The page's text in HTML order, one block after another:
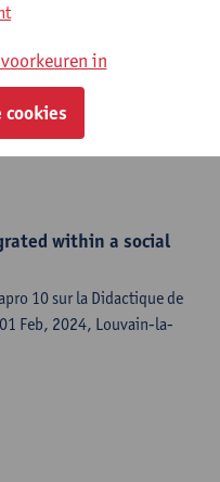
Thinking and STEM
China- () p. 29-32
Van Petegem
within a social
10 sur la Didactique de
Feb, 2024, Louvain-la-
in
cookies